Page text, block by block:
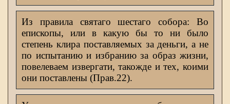
Из правила святаго шестаго собора: Во
епископы, или в какую бы то ни было
степень клира поставляемых за деньги, а не
по испытанию и избранию за образ жизни,
повелеваем извергати, такожде и тех, коими
они поставлены (Прав.22).